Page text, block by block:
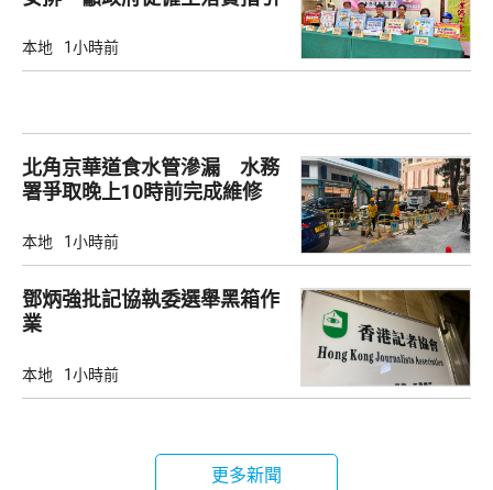
本地 1小時前
北角京華道食水管滲漏 水務
署爭取晚上10時前完成維修
本地 1小時前
鄧炳強批記協執委選舉黑箱作
業
本地 1小時前
更多新聞